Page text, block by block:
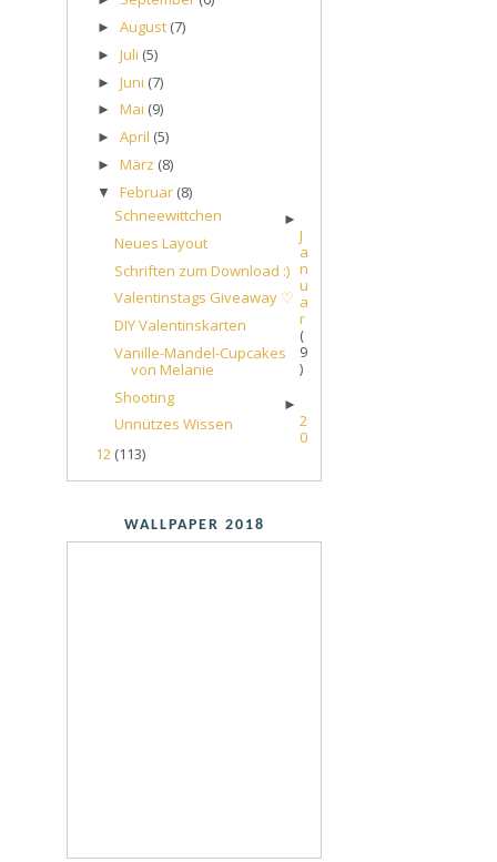
► August (7)
► Juli (5)
► Juni (7)
► Mai (9)
► April (5)
► März (8)
▼ Februar (8)
Schneewittchen
Neues Layout
Schriften zum Download :)
Valentinstags Giveaway ♡
DIY Valentinskarten
Vanille-Mandel-Cupcakes
von Melanie
Shooting
Unnützes Wissen
►
J
a
n
u
a
r
(
9
)
►
2
0
12 (113)
WALLPAPER 2018